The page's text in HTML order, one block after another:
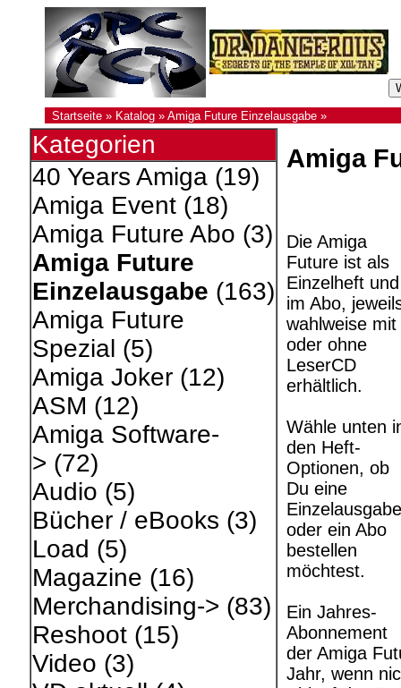
Startseite » Katalog » Amiga Future Einzelausgabe »
Kategorien
40 Years Amiga (19)
Amiga Event (18)
Amiga Future Abo (3)
Amiga Future
Einzelausgabe (163)
Amiga Future
Spezial (5)
Amiga Joker (12)
ASM (12)
Amiga Software-
> (72)
Audio (5)
Bücher / eBooks (3)
Load (5)
Magazine (16)
Merchandising-> (83)
Reshoot (15)
Video (3)
Amiga
Die Amiga
Future ist als
Einzelheft und
im Abo,
wahlweise mit
oder ohne
LeserCD
erhältlich.
Wähle unten
den Heft-
Optionen, ob
Du eine
Einzelausgabe
oder ein Abo
bestellen
möchtest.
Ein Jahres-
Abonnement
der Amiga
Jahr, wenn